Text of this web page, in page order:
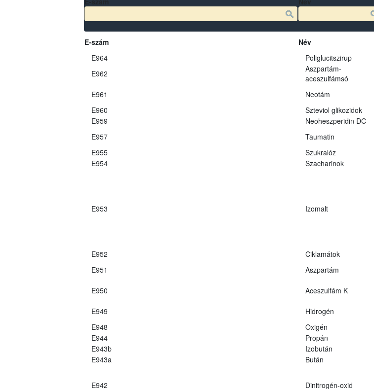
E-szám Név
E964
Poliglucitszirup
E962
Aszpartám-
aceszulfámsó
E961
Neotám
E960
Szteviol glikozidok
E959
Neoheszperidin DC
E957
Taumatin
E955
Szukralóz
E954
Szacharinok
E953 Izomalt
E952 Ciklamátok
E951
Aszpartám
E950
Aceszulfám K
E949
Hidrogén
E948
Oxigén
E944
Propán
E943b
Izobután
E943a
Bután
E942 Dinitrogén-oxid